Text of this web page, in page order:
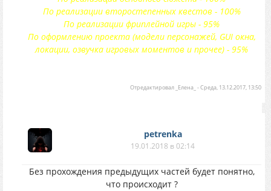
По реализации второстепенных квестов - 100%
По реализации фриплейной игры - 95%
По оформлению проекта (модели персонажей, GUI окна,
локации, озвучка игровых моментов и прочее) - 95%
Отредактировал _Елена_ -Среда, 13.12.2017, 13:50
petrenka
19.01.2018 в 02:14
Без прохождения предыдущих частей будет понятно,
что происходит ?